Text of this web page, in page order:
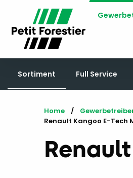
Sortiment Full Service
Home
Current:
Renault Kangoo E-Tech